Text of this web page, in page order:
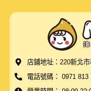
店鋪地址：220新北
電話號碼： 0971 813